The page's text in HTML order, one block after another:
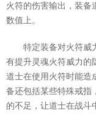
火符的伤害输出，装备
数值上。
特定装备对火符威
有提升灵魂火符威力的
道士在使用火符时能造
备还包括某些特殊戒指
的不足，让道士在战斗